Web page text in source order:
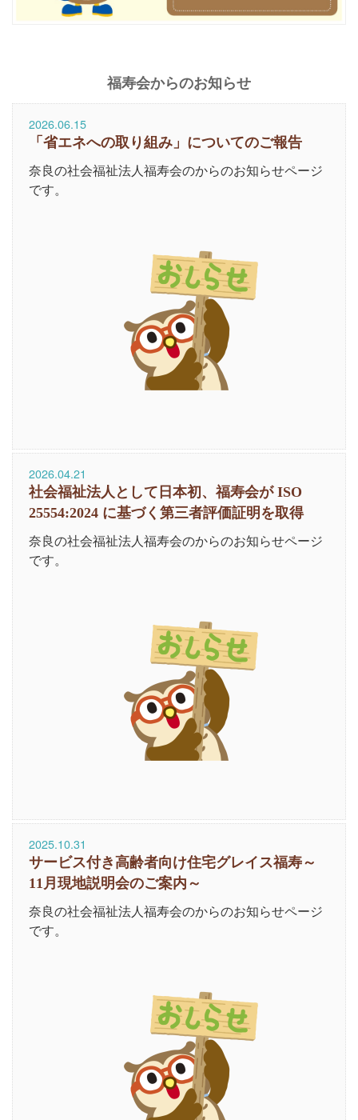
福寿会からのお知らせ
2026.06.15
「省エネへの取り組み」についてのご報告
奈良の社会福祉法人福寿会のからのお知らせページ
です。
2026.04.21
社会福祉法人として日本初、福寿会が ISO
25554:2024 に基づく第三者評価証明を取得
奈良の社会福祉法人福寿会のからのお知らせページ
です。
2025.10.31
サービス付き高齢者向け住宅グレイス福寿～
11月現地説明会のご案内～
奈良の社会福祉法人福寿会のからのお知らせページ
です。